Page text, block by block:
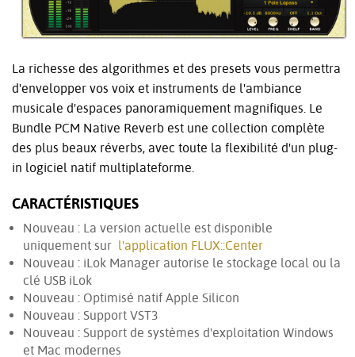
La richesse des algorithmes et des presets vous permettra
d'envelopper vos voix et instruments de l'ambiance
musicale d'espaces panoramiquement magnifiques. Le
Bundle PCM Native Reverb est une collection complète
des plus beaux réverbs, avec toute la flexibilité d'un plug-
in logiciel natif multiplateforme.
CARACTÉRISTIQUES
Nouveau : La version actuelle est disponible
uniquement sur l'application FLUX::Center
Nouveau : iLok Manager autorise le stockage local ou la
clé USB iLok
Nouveau : Optimisé natif Apple Silicon
Nouveau : Support VST3
Nouveau : Support de systèmes d'exploitation Windows
et Mac modernes